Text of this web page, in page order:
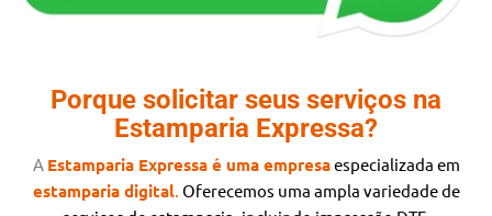
Porque solicitar seus serviços na
Estamparia Expressa?
A Estamparia Expressa é uma empresaespecializada em
estamparia digital. Oferecemos uma ampla variedade de